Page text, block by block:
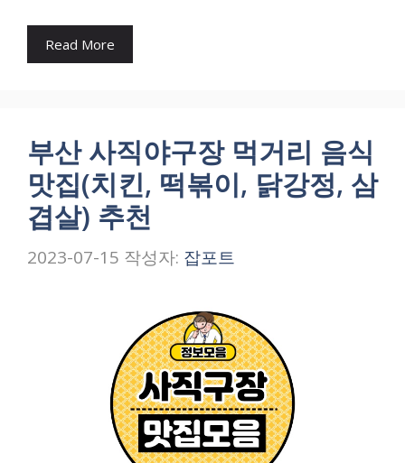
Read More
부산 사직야구장 먹거리 음식
맛집(치킨, 떡볶이, 닭강정, 삼
겹살) 추천
2023-07-15 작성자: 잡포트